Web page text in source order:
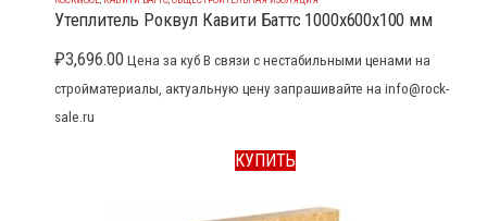
Утеплитель Роквул Кавити Баттс 1000x600x100 мм
₽3,696.00 Цена за куб В связи с нестабильными ценами на
стройматериалы, актуальную цену запрашивайте на info@rock-
sale.ru
КУПИТЬ